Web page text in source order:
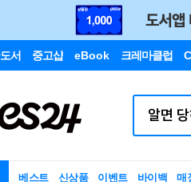
서 중고샵 eBook 크레마클럽
베스트 신상품 이벤트 바이백 매